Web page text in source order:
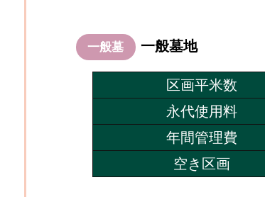
一般墓 一般墓地
区画平米数
永代使用料
年間管理費
空き区画